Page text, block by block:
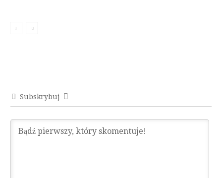
Subskrybuj